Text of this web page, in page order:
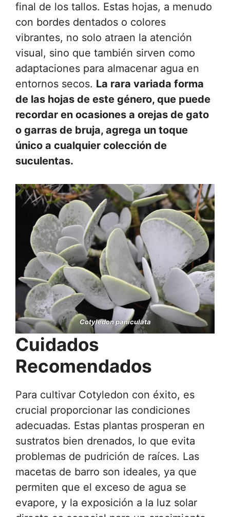
final de los tallos. Estas hojas, a menudo
con bordes dentados o colores
vibrantes, no solo atraen la atención
visual, sino que también sirven como
adaptaciones para almacenar agua en
entornos secos. La rara variada forma
de las hojas de este género, que puede
recordar en ocasiones a orejas de gato
o garras de bruja, agrega un toque
único a cualquier colección de
suculentas.
Cotyledon paniculata
Cuidados
Recomendados
Para cultivar Cotyledon con éxito, es
crucial proporcionar las condiciones
adecuadas. Estas plantas prosperan en
sustratos bien drenados, lo que evita
problemas de pudrición de raíces. Las
macetas de barro son ideales, ya que
permiten que el exceso de agua se
evapore, y la exposición a la luz solar